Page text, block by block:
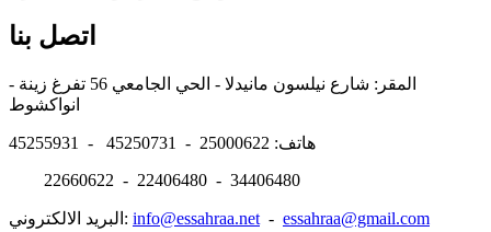
اتصل بنا
المقر: شارع نيلسون مانيدلا - الحي الجامعي 56 تفرغ زينة -
هاتف: 25000622 - 45250731 - 45255931
22660622 - 22406480 - 34406480
البريد الالكتروني: info@essahraa.net - essahraa@gmail.com